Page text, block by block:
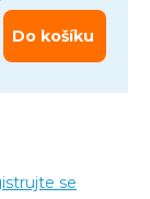
Do košíku
se